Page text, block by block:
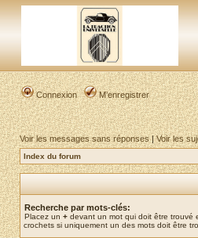
Connexion M’enregistrer
Voir les messages sans réponses|Voir les
Index du forum
Recherche par mots-clés:
Placez un + devant un mot qui doit être trouvé
crochets si uniquement un des mots doit être